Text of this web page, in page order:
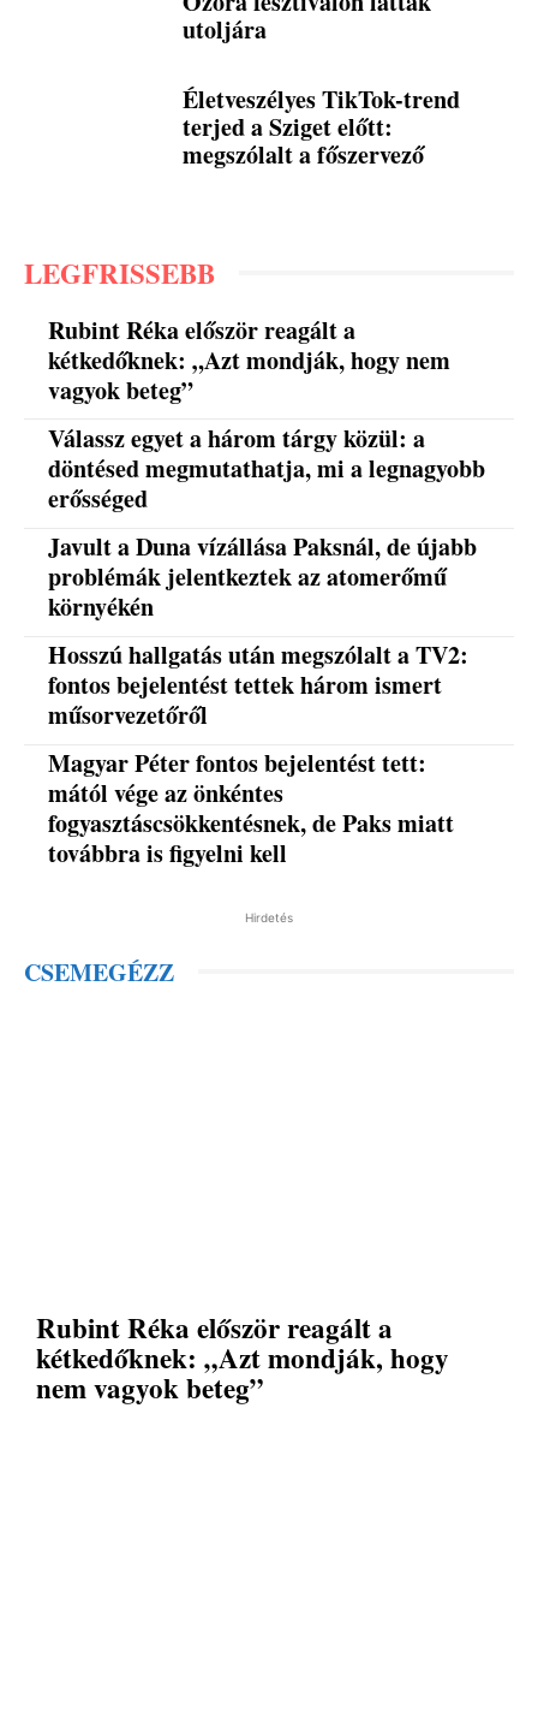
utoljára
Életveszélyes TikTok-trend
terjed a Sziget előtt:
megszólalt a főszervező
LEGFRISSEBB
Rubint Réka először reagált a
kétkedőknek: „Azt mondják, hogy nem
vagyok beteg”
Válassz egyet a három tárgy közül: a
döntésed megmutathatja, mi a legnagyobb
erősséged
Javult a Duna vízállása Paksnál, de újabb
problémák jelentkeztek az atomerőmű
környékén
Hosszú hallgatás után megszólalt a TV2:
fontos bejelentést tettek három ismert
műsorvezetőről
Magyar Péter fontos bejelentést tett:
mától vége az önkéntes
fogyasztáscsökkentésnek, de Paks miatt
továbbra is figyelni kell
Hirdetés
CSEMEGÉZZ
Rubint Réka először reagált a
kétkedőknek: „Azt mondják, hogy
nem vagyok beteg”